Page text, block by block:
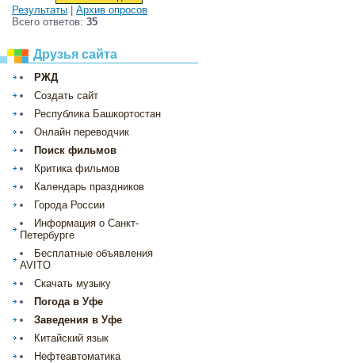
Результаты
Архив опросов
Всего ответов: 35
Друзья сайта
РЖД
Создать сайт
Республика Башкортостан
Онлайн переводчик
Поиск фильмов
Критика фильмов
Календарь праздников
Города России
Информация о Санкт-
Петербурге
Бесплатные объявления
AVITO
Скачать музыку
Погода в Уфе
Заведения в Уфе
Китайский язык
Нефтеавтоматика